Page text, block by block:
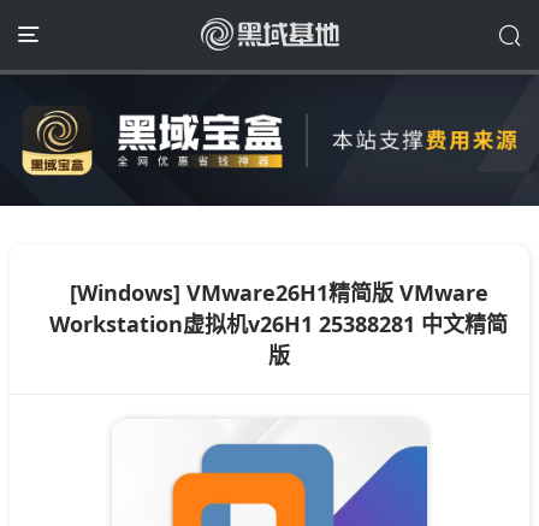
[Windows] VMware26H1精简版 VMware
Workstation虚拟机v26H1 25388281 中文精简
版